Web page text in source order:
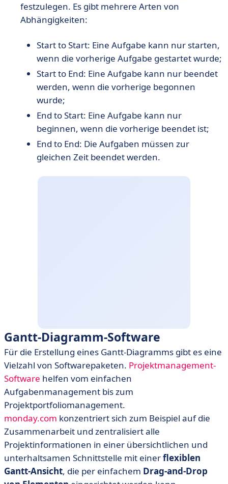
festzulegen. Es gibt mehrere Arten von
Abhängigkeiten:
Start to Start: Eine Aufgabe kann nur starten,
wenn die vorherige Aufgabe gestartet wurde;
Start to End: Eine Aufgabe kann nur beendet
werden, wenn die vorherige begonnen
wurde;
End to Start: Eine Aufgabe kann nur
beginnen, wenn die vorherige beendet ist;
End to End: Die Aufgaben müssen zur
gleichen Zeit beendet werden.
Gantt-Diagramm-Software
Für die Erstellung eines Gantt-Diagramms gibt es eine
Vielzahl von Softwarepaketen. Projektmanagement-
Software helfen vom einfachen
Aufgabenmanagement bis zum
Projektportfoliomanagement.
monday.com konzentriert sich zum Beispiel auf die
Zusammenarbeit und zentralisiert alle
Projektinformationen in einer übersichtlichen und
unterhaltsamen Schnittstelle mit einerflexiblen
Gantt-Ansicht, die per einfachem Drag-and-Drop